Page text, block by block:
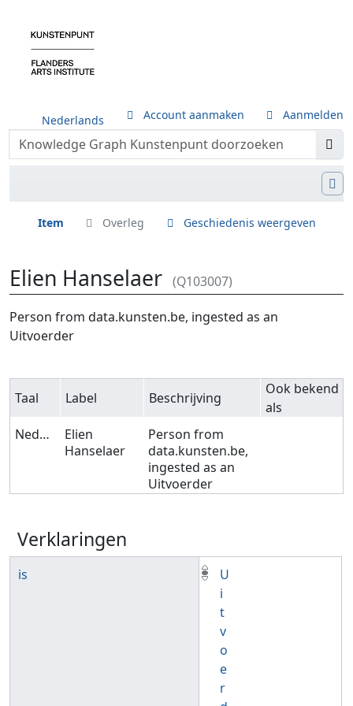
Nederlands Account aanmaken Aanmelden
Item Overleg Geschiedenis weergeven
Elien Hanselaer (Q103007)
Ga naar:navigatie,zoeken
Person from data.kunsten.be, ingested as an
Uitvoerder
Taal Label Beschrijving
Ook bekend
als
Nederlands
Elien
Hanselaer
Person from
data.kunsten.be,
ingested as an
Uitvoerder
Verklaringen
is
U
i
t
v
o
e
r